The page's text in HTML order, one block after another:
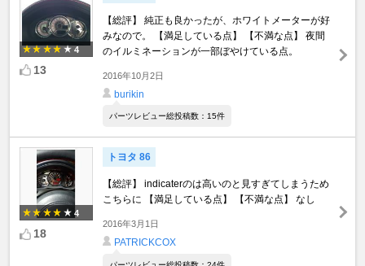
4
13
【総評】 純正も良かったが、ホワイトメーターが好
みなので。 【満足している点】 【不満な点】 夜間
のイルミネーションが一部ぼやけている点。
2016年10月2日
burikin
パーツレビュー総投稿数：15件
4
18
トヨタ 86
【総評】 indicaterのは高いのと見すぎてしまうため
こちらに 【満足している点】 【不満な点】 なし
2016年3月1日
PATRICKCOX